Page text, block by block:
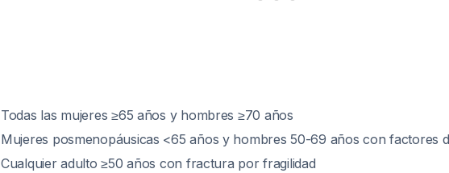
Todas las mujeres ≥65 años y hombres ≥70 años
Mujeres posmenopáusicas <65 años y hombres 50-69 años con factores
Cualquier adulto ≥50 años con fractura por fragilidad